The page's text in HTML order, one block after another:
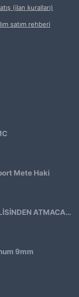
(ilan kuralları)
satım rehberi
Mete Haki
EMEKLİ EMNİYET GÖREVLİSİNDEN ATMACA 53 KLASİK14
9mm